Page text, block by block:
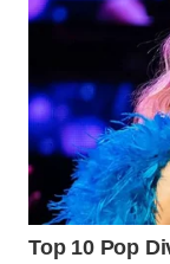
DEPOK
TAPANULI
UTARA
WN
SAMOSIR